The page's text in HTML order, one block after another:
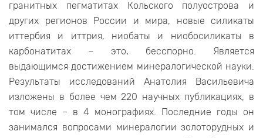
гранитных пегматитах Кольского полуострова и
других регионов России и мира, новые силикаты
иттербия и иттрия, ниобаты и ниобосиликаты в
карбонатитах – это, бесспорно. Является
выдающимся достижением минералогической науки.
Результаты исследований Анатолия Васильевича
изложены в более чем 220 научных публикациях, в
том числе – в 4 монографиях. Последние годы он
занимался вопросами минералогии золоторудных и